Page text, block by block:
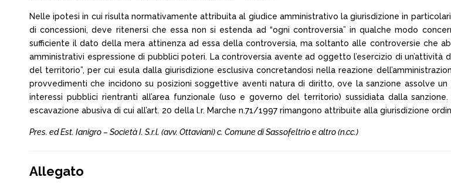
Nelle ipotesi in cui risulta normativamente attribuita al giudice amministrativo la giurisdizione in
di concessioni, deve ritenersi che essa non si estenda ad “ogni controversia” in qualche modo
sufficiente il dato della mera attinenza ad essa della controversia, ma soltanto alle controversie che
amministrativi espressione di pubblici poteri. La controversia avente ad oggetto l’esercizio di
del territorio”, per cui esula dalla giurisdizione esclusiva concretandosi nella reazione
provvedimenti che incidono su posizioni soggettive aventi natura di diritto, ove la sanzione assolve
interessi pubblici rientranti all’area funzionale (uso e governo del territorio) sussidiata dalla
escavazione abusiva di cui all’art. 20 della l.r. Marche n.71/1997 rimangono attribuite alla giurisdizione
Pres. ed Est. Ianigro – Società I. S.r.l. (avv. Ottaviani) c. Comune di Sassofeltrio e altro (n.cc.)
Allegato